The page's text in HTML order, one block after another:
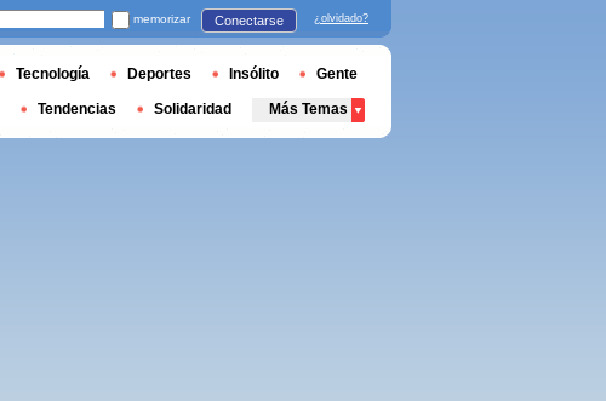
memorizar Conectarse ¿olvidado?
Tecnología Deportes Insólito Gente
Tendencias Solidaridad Más Temas